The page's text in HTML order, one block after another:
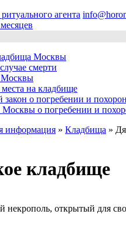
агента
Москвы
смерти
на кладбище
закон о погребении и
Москвы о погребении и
информация » Кладбища »
кладбище
некрополь, открытый для